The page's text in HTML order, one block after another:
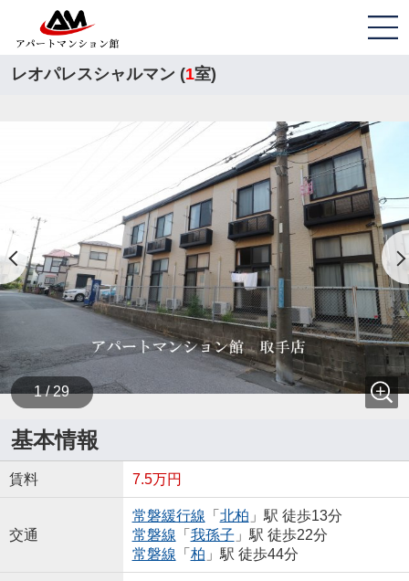
レオパレスシャルマン (1室)
1 / 29
基本情報
賃料 7.5万円
交通
常磐緩行線 「 北柏 」駅 徒歩13分
常磐線 「 我孫子 」駅 徒歩22分
常磐線 「 柏 」駅 徒歩44分